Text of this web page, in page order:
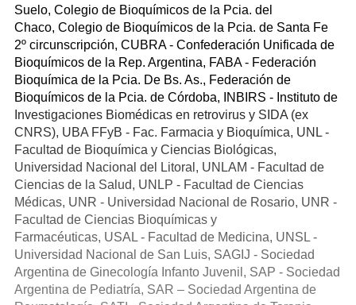
Suelo, Colegio de Bioquímicos de la Pcia. del
Chaco, Colegio de Bioquímicos de la Pcia. de Santa Fe
2º circunscripción, CUBRA - Confederación Unificada de
Bioquímicos de la Rep. Argentina, FABA - Federación
Bioquímica de la Pcia. De Bs. As., Federación de
Bioquímicos de la Pcia. de Córdoba, INBIRS - Instituto de
Investigaciones Biomédicas en retrovirus y SIDA (ex
CNRS), UBA FFyB - Fac. Farmacia y Bioquímica, UNL -
Facultad de Bioquímica y Ciencias Biológicas,
Universidad Nacional del Litoral, UNLAM - Facultad de
Ciencias de la Salud, UNLP - Facultad de Ciencias
Médicas, UNR - Universidad Nacional de Rosario, UNR -
Facultad de Ciencias Bioquímicas y
Farmacéuticas, USAL - Facultad de Medicina, UNSL -
Universidad Nacional de San Luis, SAGIJ - Sociedad
Argentina de Ginecología Infanto Juvenil, SAP - Sociedad
Argentina de Pediatría, SAR – Sociedad Argentina de